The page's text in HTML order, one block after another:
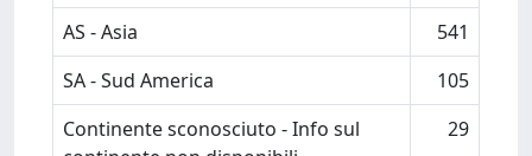
AS - Asia
541
SA - Sud America
105
Continente sconosciuto - Info sul
29